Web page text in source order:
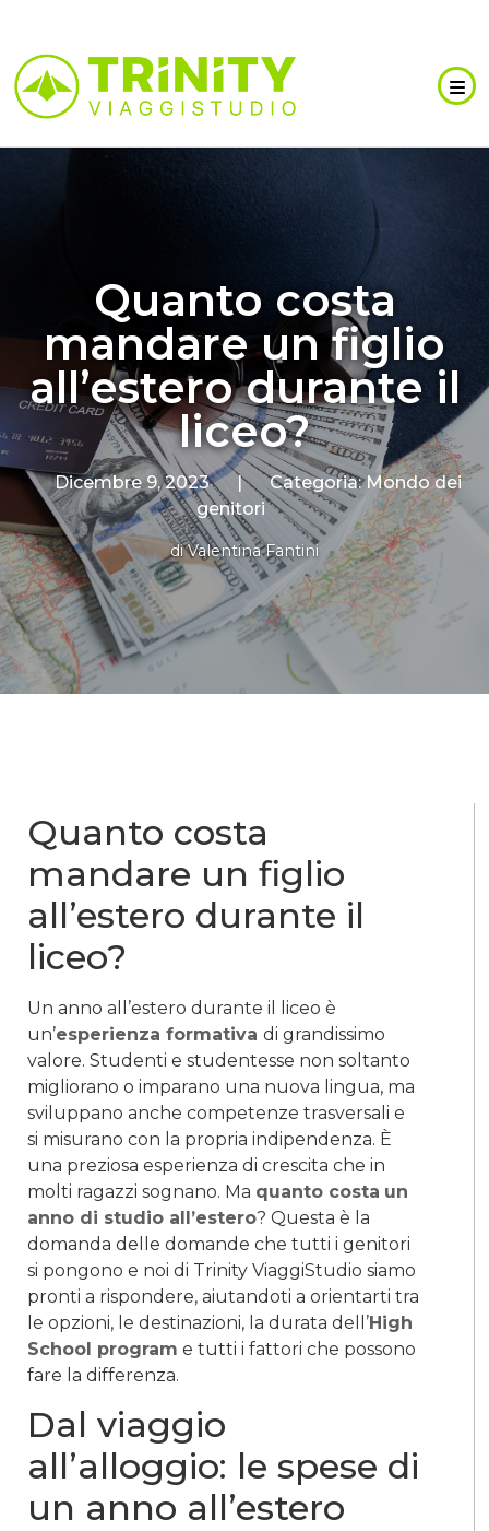
Quanto costa
mandare un figlio
all’estero durante il
liceo?
Dicembre 9, 2023 | Categoria:Mondo dei
genitori
diValentina Fantini
Quanto costa
mandare un figlio
all’estero durante il
liceo?
Un anno all’estero durante il liceo è
un’esperienza formativa di grandissimo
valore. Studenti e studentesse non soltanto
migliorano o imparano una nuova lingua, ma
sviluppano anche competenze trasversali e
si misurano con la propria indipendenza. È
una preziosa esperienza di crescita che in
molti ragazzi sognano. Ma quanto costa un
anno di studio all’estero? Questa è la
domanda delle domande che tutti i genitori
si pongono e noi di Trinity ViaggiStudio siamo
pronti a rispondere, aiutandoti a orientarti tra
le opzioni, le destinazioni, la durata dell’High
School program e tutti i fattori che possono
fare la differenza.
Dal viaggio
all’alloggio: le spese di
un anno all’estero